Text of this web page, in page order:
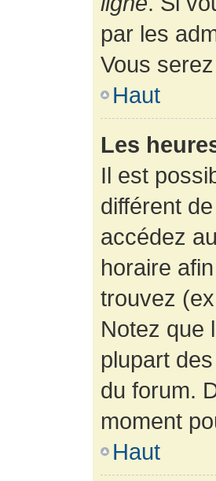
par les
Vous
Haut
Les
Il est
différent
accédez au
horaire
trouvez
Notez que
plupart
du forum.
moment
Haut